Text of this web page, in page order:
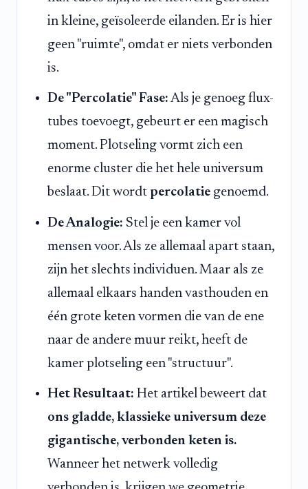
in kleine, geïsoleerde eilanden. Er is hier
geen "ruimte", omdat er niets verbonden
is.
De "Percolatie" Fase: Als je genoeg flux-
tubes toevoegt, gebeurt er een magisch
moment. Plotseling vormt zich een
enorme cluster die het hele universum
beslaat. Dit wordt percolatie genoemd.
De Analogie: Stel je een kamer vol
mensen voor. Als ze allemaal apart staan,
zijn het slechts individuen. Maar als ze
allemaal elkaars handen vasthouden en
één grote keten vormen die van de ene
naar de andere muur reikt, heeft de
kamer plotseling een "structuur".
Het Resultaat: Het artikel beweert dat
ons gladde, klassieke universum deze
gigantische, verbonden keten is.
Wanneer het netwerk volledig